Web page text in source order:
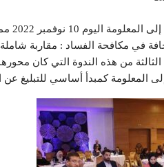
في مكافحة الفساد : مقاربة
من هذه الندوة التي كان
المعلومة كمبدأ أساسي للتبليغ عن